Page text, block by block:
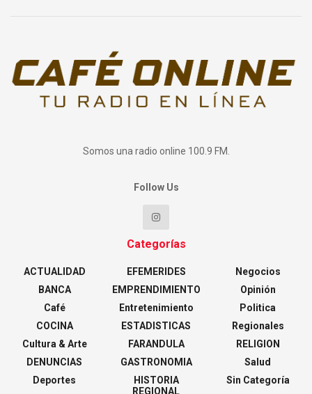
Somos una radio online 100.9 FM.
Follow Us
Categorías
ACTUALIDAD
BANCA
Café
COCINA
Cultura & Arte
DENUNCIAS
Deportes
EFEMERIDES
EMPRENDIMIENTO
Entretenimiento
ESTADISTICAS
FARANDULA
GASTRONOMIA
HISTORIA
REGIONAL
Negocios
Opinión
Politica
Regionales
RELIGION
Salud
Sin Categoría